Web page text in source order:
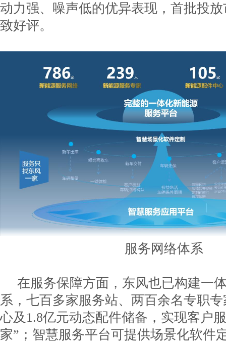
动力强、噪声低的优异表现，首批投
致好评。
服务网络体系
在服务保障方面，东风也已构建一
系，七百多家服务站、两百余名专职
心及1.8亿元动态配件储备，实现客户
家”；智慧服务平台可提供场景化软件